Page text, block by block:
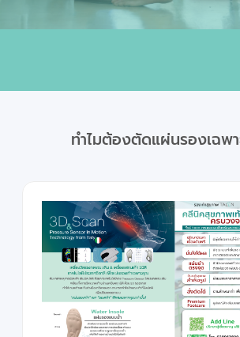
ทำไมต้องตัดแผ่นรองเฉพ